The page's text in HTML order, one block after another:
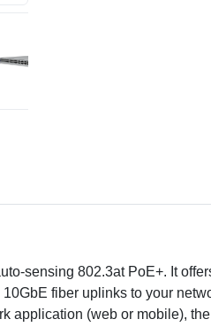
sensing 802.3at PoE+. It
fiber uplinks to your
application (web or mobile),